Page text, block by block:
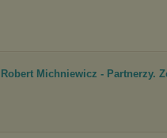
Robert Michniewicz - Partnerzy.